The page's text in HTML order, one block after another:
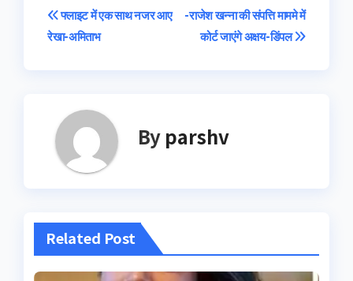
Post
navigation
-राजेश खन्ना की संपत्ति माममे में
कोर्ट जाएंगे अक्षय-डिंपल
फ्लाइट में एक साथ नजर आए
रेखा-अमिताभ
By parshv
Related Post